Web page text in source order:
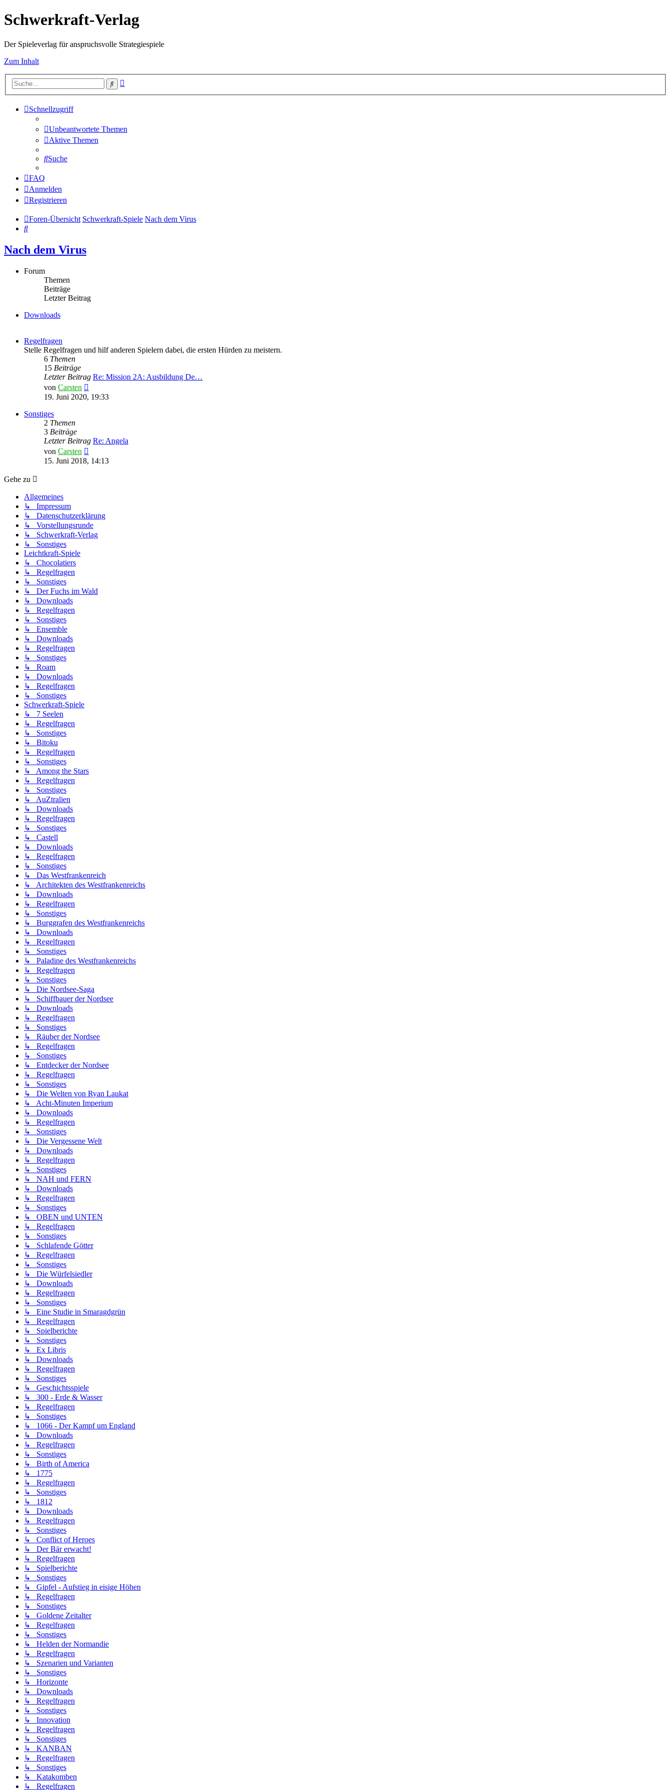
Schwerkraft-Verlag
Der Spieleverlag für anspruchsvolle Strategiespiele
Zum Inhalt
Suche
Schnellzugriff
Unbeantwortete Themen
Aktive Themen
Suche
FAQ
Anmelden
Registrieren
Foren-Übersicht Schwerkraft-Spiele Nach dem Virus
Suche
Nach dem Virus
Forum
Themen
Beiträge
Letzter Beitrag
Downloads
Regelfragen
Stelle Regelfragen und hilf anderen Spielern dabei, die ersten Hürden zu meistern.
6 Themen
15 Beiträge
Letzter Beitrag Re: Mission 2A: Ausbildung De…
von Carsten
Beitrag
19. Juni 2020, 19:33
Sonstiges
2 Themen
3 Beiträge
Letzter Beitrag Re: Angela
von Carsten
Beitrag
15. Juni 2018, 14:13
Gehe zu
Allgemeines
↳ Impressum
↳ Datenschutzerklärung
↳ Vorstellungsrunde
↳ Schwerkraft-Verlag
↳ Sonstiges
Leichtkraft-Spiele
↳ Chocolatiers
↳ Regelfragen
↳ Sonstiges
↳ Der Fuchs im Wald
↳ Downloads
↳ Regelfragen
↳ Sonstiges
↳ Ensemble
↳ Downloads
↳ Regelfragen
↳ Sonstiges
↳ Roam
↳ Downloads
↳ Regelfragen
↳ Sonstiges
Schwerkraft-Spiele
↳ 7 Seelen
↳ Regelfragen
↳ Sonstiges
↳ Bitoku
↳ Regelfragen
↳ Sonstiges
↳ Among the Stars
↳ Regelfragen
↳ Sonstiges
↳ AuZtralien
↳ Downloads
↳ Regelfragen
↳ Sonstiges
↳ Castell
↳ Downloads
↳ Regelfragen
↳ Sonstiges
↳ Das Westfrankenreich
↳ Architekten des Westfrankenreichs
↳ Downloads
↳ Regelfragen
↳ Sonstiges
↳ Burggrafen des Westfrankenreichs
↳ Downloads
↳ Regelfragen
↳ Sonstiges
↳ Paladine des Westfrankenreichs
↳ Regelfragen
↳ Sonstiges
↳ Die Nordsee-Saga
↳ Schiffbauer der Nordsee
↳ Downloads
↳ Regelfragen
↳ Sonstiges
↳ Räuber der Nordsee
↳ Regelfragen
↳ Sonstiges
↳ Entdecker der Nordsee
↳ Regelfragen
↳ Sonstiges
↳ Die Welten von Ryan Laukat
↳ Acht-Minuten Imperium
↳ Downloads
↳ Regelfragen
↳ Sonstiges
↳ Die Vergessene Welt
↳ Downloads
↳ Regelfragen
↳ Sonstiges
↳ NAH und FERN
↳ Downloads
↳ Regelfragen
↳ Sonstiges
↳ OBEN und UNTEN
↳ Regelfragen
↳ Sonstiges
↳ Schlafende Götter
↳ Regelfragen
↳ Sonstiges
↳ Die Würfelsiedler
↳ Downloads
↳ Regelfragen
↳ Sonstiges
↳ Eine Studie in Smaragdgrün
↳ Regelfragen
↳ Spielberichte
↳ Sonstiges
↳ Ex Libris
↳ Downloads
↳ Regelfragen
↳ Sonstiges
↳ Geschichtsspiele
↳ 300 - Erde & Wasser
↳ Regelfragen
↳ Sonstiges
↳ 1066 - Der Kampf um England
↳ Downloads
↳ Regelfragen
↳ Sonstiges
↳ Birth of America
↳ 1775
↳ Regelfragen
↳ Sonstiges
↳ 1812
↳ Downloads
↳ Regelfragen
↳ Sonstiges
↳ Conflict of Heroes
↳ Der Bär erwacht!
↳ Regelfragen
↳ Spielberichte
↳ Sonstiges
↳ Gipfel - Aufstieg in eisige Höhen
↳ Regelfragen
↳ Sonstiges
↳ Goldene Zeitalter
↳ Regelfragen
↳ Sonstiges
↳ Helden der Normandie
↳ Regelfragen
↳ Szenarien und Varianten
↳ Sonstiges
↳ Horizonte
↳ Downloads
↳ Regelfragen
↳ Sonstiges
↳ Innovation
↳ Regelfragen
↳ Sonstiges
↳ KANBAN
↳ Regelfragen
↳ Sonstiges
↳ Katakomben
↳ Regelfragen